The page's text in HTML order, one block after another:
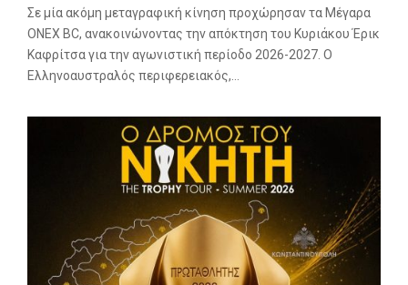
Σε μία ακόμη μεταγραφική κίνηση προχώρησαν τα Μέγαρα
ONEX BC, ανακοινώνοντας την απόκτηση του Κυριάκου Έρικ
Καφρίτσα για την αγωνιστική περίοδο 2026-2027. Ο
Ελληνοαυστραλός περιφερειακός,...